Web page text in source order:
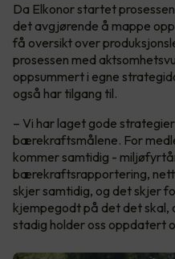
Da Elkonor startet
det avgjørende å mappe
få oversikt over
prosessen med
oppsummert i egne
også har tilgang til.
– Vi har laget gode
bærekraftsmålene. For
kommer samtidig -
bærekraftsrapportering,
skjer samtidig, og det skjer
kjempegodt på det det skal,
stadig holder oss oppdatert